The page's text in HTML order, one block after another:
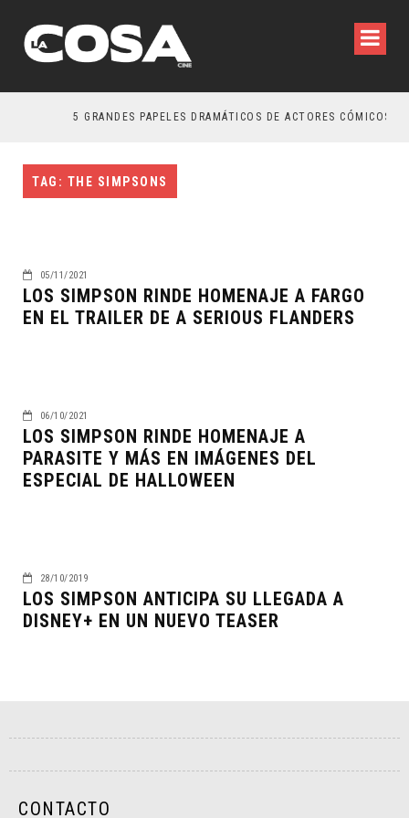
5 GRANDES PAPELES DRAMÁTICOS DE ACTORES CÓMICOS
TAG: THE SIMPSONS
05/11/2021
LOS SIMPSON RINDE HOMENAJE A FARGO
EN EL TRAILER DE A SERIOUS FLANDERS
06/10/2021
LOS SIMPSON RINDE HOMENAJE A
PARASITE Y MÁS EN IMÁGENES DEL
ESPECIAL DE HALLOWEEN
28/10/2019
LOS SIMPSON ANTICIPA SU LLEGADA A
DISNEY+ EN UN NUEVO TEASER
CONTACTO